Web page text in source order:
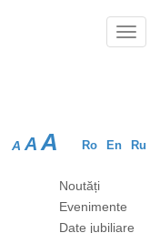
Ro En Ru
A A A
Noutăți
Evenimente
Date jubiliare